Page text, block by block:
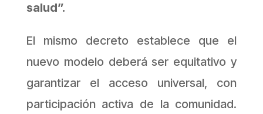
salud”.
El mismo decreto establece que el
nuevo modelo deberá ser equitativo y
garantizar el acceso universal, con
participación activa de la comunidad.